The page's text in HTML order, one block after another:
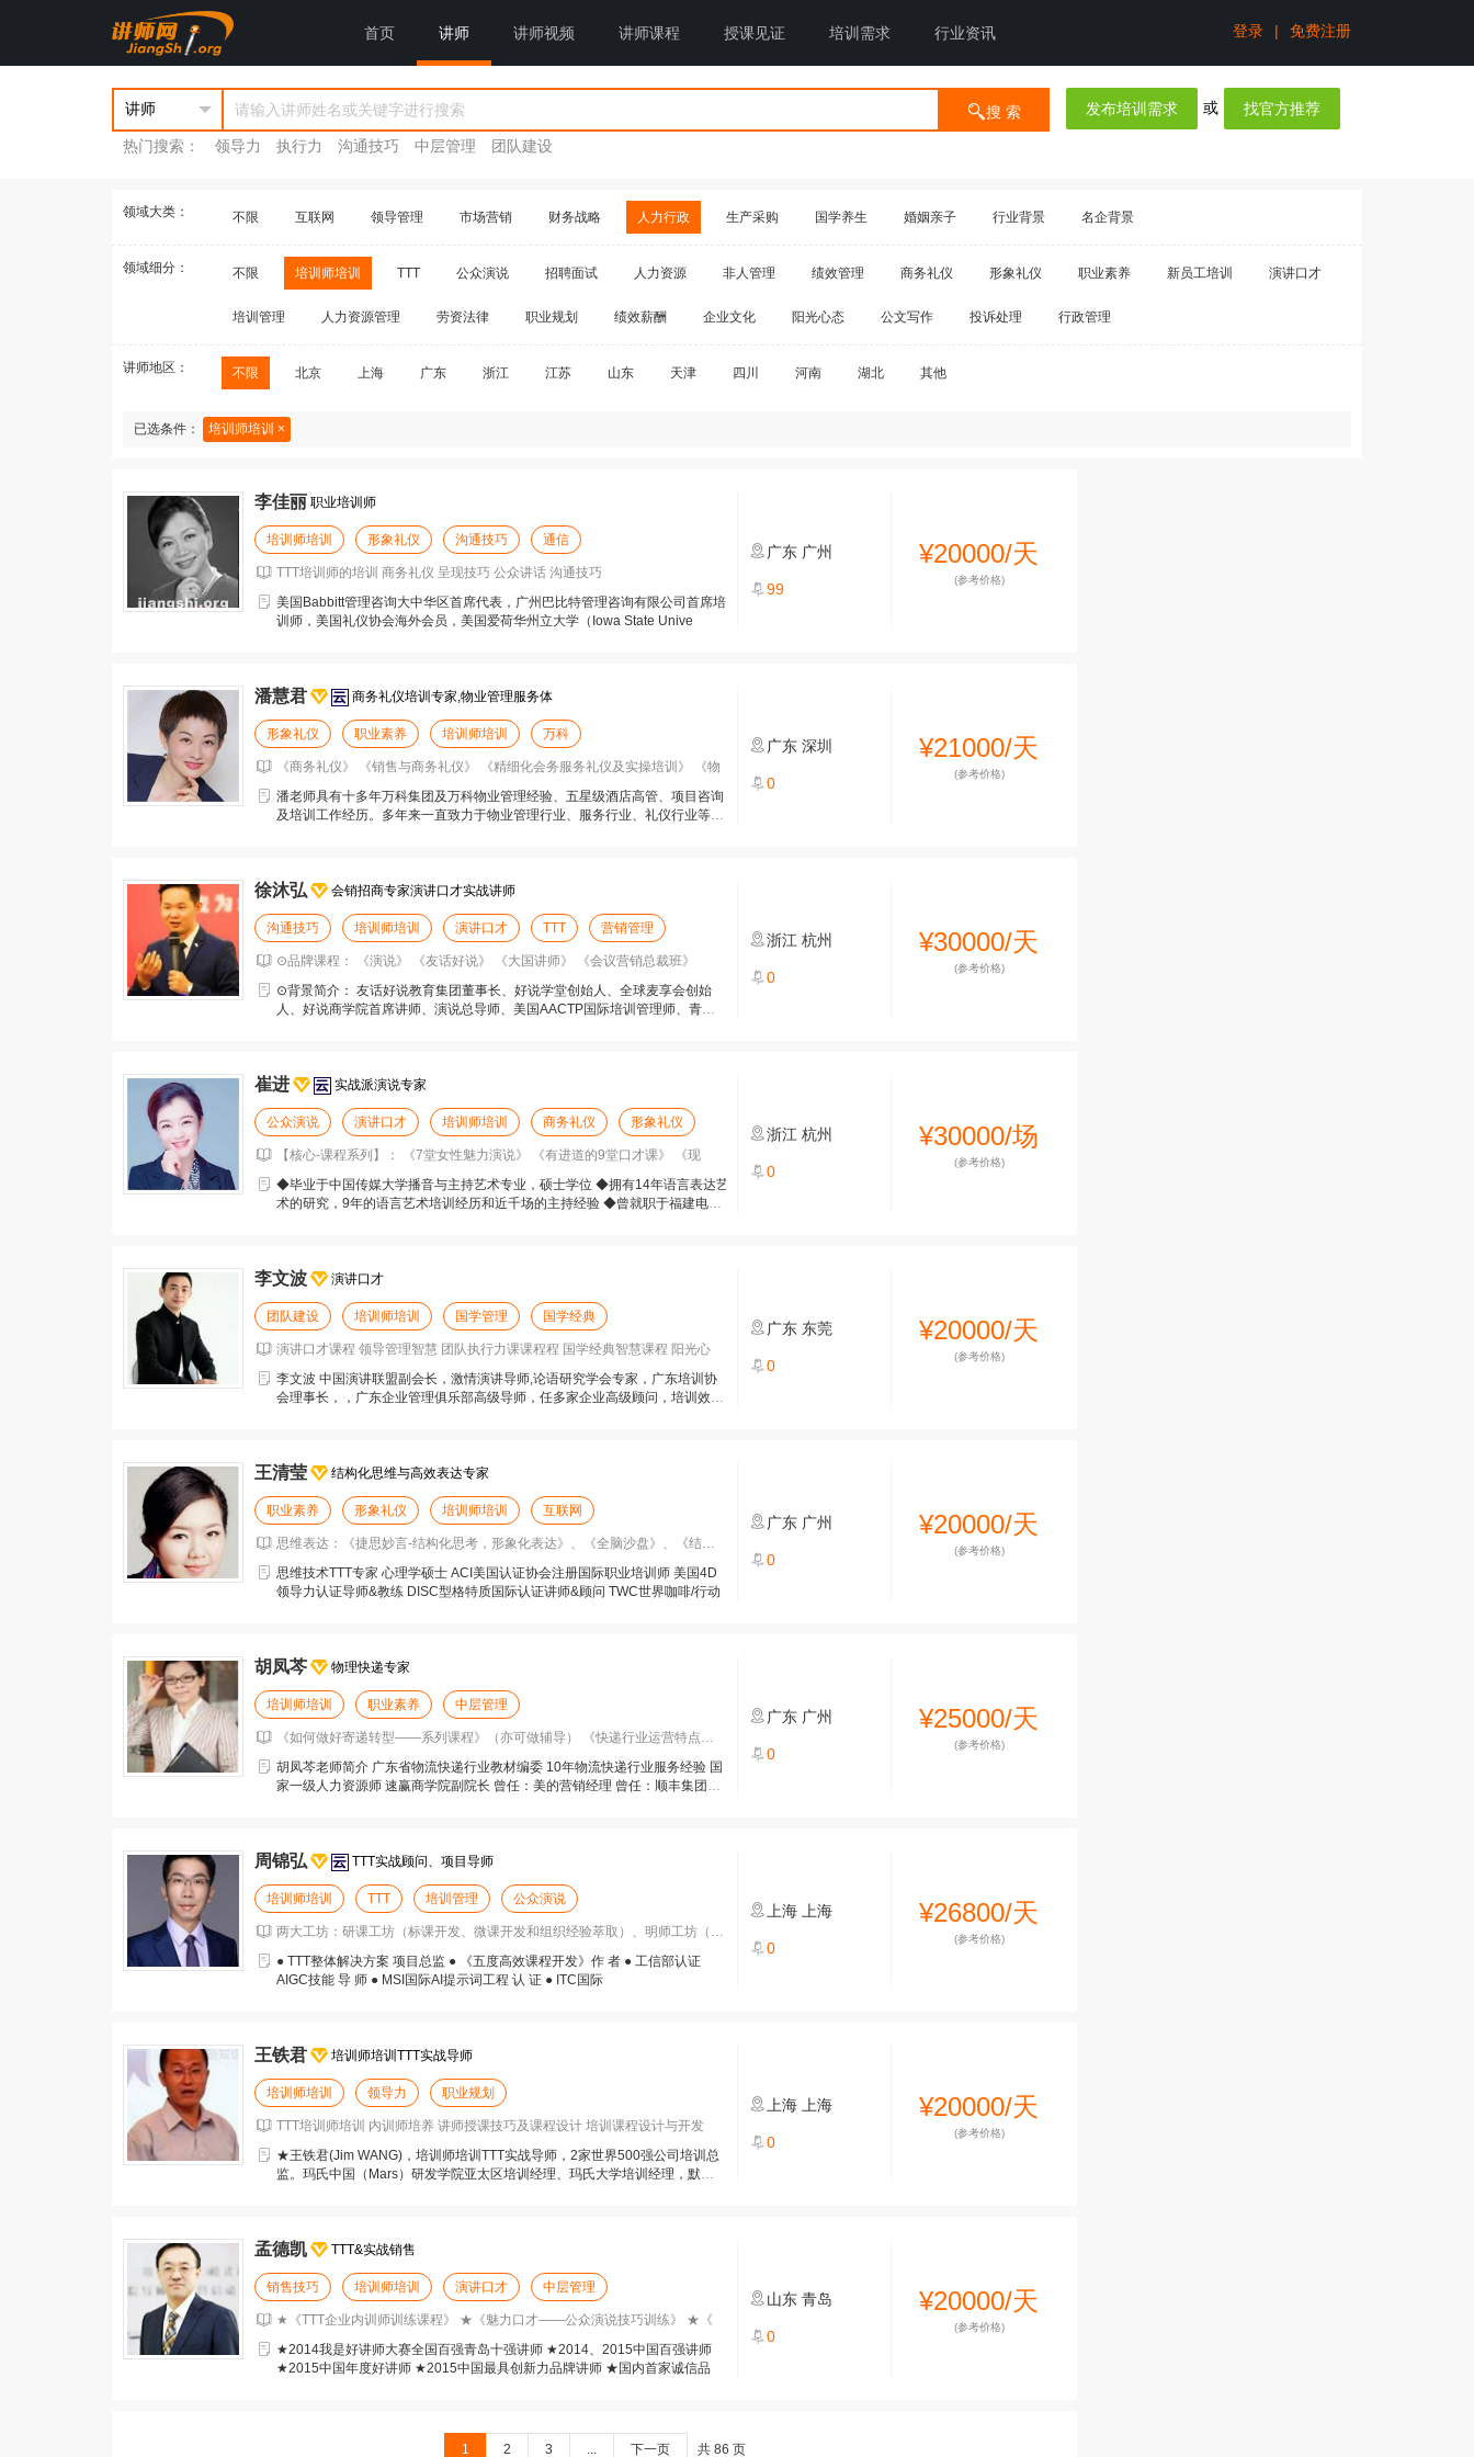
首页 讲师 讲师视频 讲师课程 授课见证 培训需求 行业资讯 登录 | 免费注册
搜 索
热门搜索：
领导力 执行力 沟通技巧 中层管理 团队建设
发布培训需求 或 找官方推荐
领域大类： 不限 互联网 领导管理 市场营销 财务战略 人力行政 生产采购 国学养生 婚姻亲子 行业背景 名企背景
领域细分： 不限 培训师培训 TTT 公众演说 招聘面试 人力资源 非人管理 绩效管理 商务礼仪 形象礼仪 职业素养 新员工培训 演讲口才
培训管理 人力资源管理 劳资法律 职业规划 绩效薪酬 企业文化 阳光心态 公文写作 投诉处理 行政管理
讲师地区： 不限 北京 上海 广东 浙江 江苏 山东 天津 四川 河南 湖北 其他
已选条件： 培训师培训 ×
李佳丽 职业培训师
培训师培训 形象礼仪 沟通技巧 通信
TTT培训师的培训 商务礼仪 呈现技巧 公众讲话 沟通技巧
美国Babbitt管理咨询大中华区首席代表，广州巴比特管理咨询有限公司首席培
训师，美国礼仪协会海外会员，美国爱荷华州立大学（Iowa State Unive
广东 广州
99
¥20000/天
(参考价格)
潘慧君 商务礼仪培训专家,物业管理服务体
形象礼仪 职业素养 培训师培训 万科
《商务礼仪》 《销售与商务礼仪》 《精细化会务服务礼仪及实操培训》 《物
潘老师具有十多年万科集团及万科物业管理经验、五星级酒店高管、项目咨询
及培训工作经历。多年来一直致力于物业管理行业、服务行业、礼仪行业等体
广东 深圳
0
¥21000/天
(参考价格)
徐沐弘 会销招商专家演讲口才实战讲师
沟通技巧 培训师培训 演讲口才 TTT 营销管理
⊙品牌课程： 《演说》 《友话好说》 《大国讲师》 《会议营销总裁班》
⊙背景简介： 友话好说教育集团董事长、好说学堂创始人、全球麦享会创始
人、好说商学院首席讲师、演说总导师、美国AACTP国际培训管理师、青少
浙江 杭州
0
¥30000/天
(参考价格)
崔进 实战派演说专家
公众演说 演讲口才 培训师培训 商务礼仪 形象礼仪
【核心-课程系列】： 《7堂女性魅力演说》 《有进道的9堂口才课》 《现
◆毕业于中国传媒大学播音与主持艺术专业，硕士学位 ◆拥有14年语言表达艺
术的研究，9年的语言艺术培训经历和近千场的主持经验 ◆曾就职于福建电视
浙江 杭州
0
¥30000/场
(参考价格)
李文波 演讲口才
团队建设 培训师培训 国学管理 国学经典
演讲口才课程 领导管理智慧 团队执行力课课程程 国学经典智慧课程 阳光心
李文波 中国演讲联盟副会长，激情演讲导师,论语研究学会专家，广东培训协
会理事长，，广东企业管理俱乐部高级导师，任多家企业高级顾问，培训效果
广东 东莞
0
¥20000/天
(参考价格)
王清莹 结构化思维与高效表达专家
职业素养 形象礼仪 培训师培训 互联网
思维表达：《捷思妙言-结构化思考，形象化表达》、《全脑沙盘》、《结构化思
思维技术TTT专家 心理学硕士 ACI美国认证协会注册国际职业培训师 美国4D
领导力认证导师&教练 DISC型格特质国际认证讲师&顾问 TWC世界咖啡/行动
广东 广州
0
¥20000/天
(参考价格)
胡凤芩 物理快递专家
培训师培训 职业素养 中层管理
《如何做好寄递转型——系列课程》（亦可做辅导） 《快递行业运营特点及发展
胡凤芩老师简介 广东省物流快递行业教材编委 10年物流快递行业服务经验 国
家一级人力资源师 速赢商学院副院长 曾任：美的营销经理 曾任：顺丰集团培
广东 广州
0
¥25000/天
(参考价格)
周锦弘 TTT实战顾问、项目导师
培训师培训 TTT 培训管理 公众演说
两大工坊：研课工坊（标课开发、微课开发和组织经验萃取）、明师工坊（课堂精
● TTT整体解决方案 项目总监 ● 《五度高效课程开发》作 者 ● 工信部认证
AIGC技能 导 师 ● MSI国际AI提示词工程 认 证 ● ITC国际
上海 上海
0
¥26800/天
(参考价格)
王铁君 培训师培训TTT实战导师
培训师培训 领导力 职业规划
TTT培训师培训 内训师培养 讲师授课技巧及课程设计 培训课程设计与开发
★王铁君(Jim WANG)，培训师培训TTT实战导师，2家世界500强公司培训总
监。玛氏中国（Mars）研发学院亚太区培训经理、玛氏大学培训经理，默沙
上海 上海
0
¥20000/天
(参考价格)
孟德凯 TTT&实战销售
销售技巧 培训师培训 演讲口才 中层管理
★《TTT企业内训师训练课程》 ★《魅力口才——公众演说技巧训练》 ★《
★2014我是好讲师大赛全国百强青岛十强讲师 ★2014、2015中国百强讲师
★2015中国年度好讲师 ★2015中国最具创新力品牌讲师 ★国内首家诚信品
山东 青岛
0
¥20000/天
(参考价格)
1 2 3 ... 下一页 共 86 页